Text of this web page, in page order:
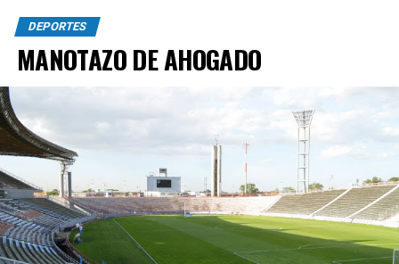
DEPORTES
MANOTAZO DE AHOGADO